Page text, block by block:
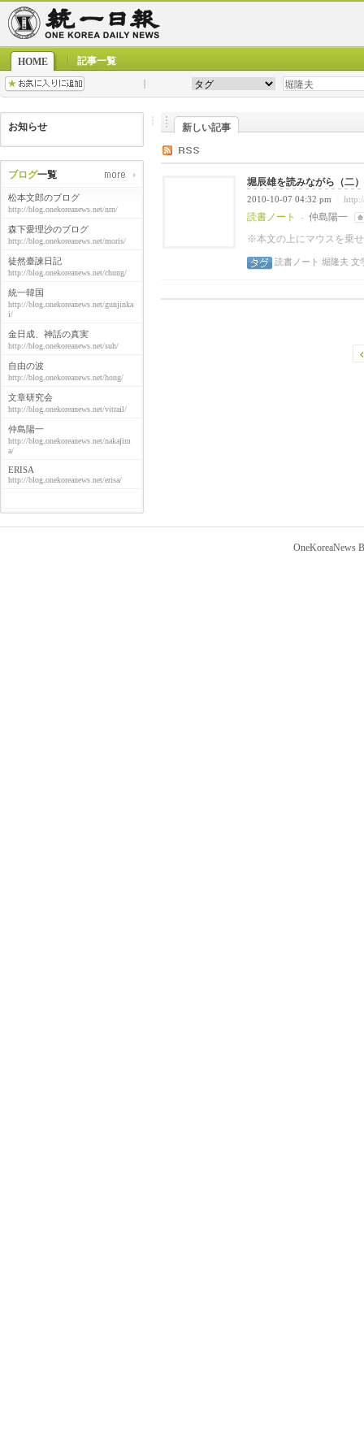
HOME 記事一覧
お知らせ
ブログ一覧
松本文郎のブログ
http://blog.onekoreanews.net/nrn/
森下愛理沙のブログ
http://blog.onekoreanews.net/moris/
徒然臺諫日記
http://blog.onekoreanews.net/chung/
統一韓国
http://blog.onekoreanews.net/gunjinka
i/
金日成、神話の真実
http://blog.onekoreanews.net/suh/
自由の波
http://blog.onekoreanews.net/hong/
文章研究会
http://blog.onekoreanews.net/vitrail/
仲島陽一
http://blog.onekoreanews.net/nakajim
a/
ERISA
http://blog.onekoreanews.net/erisa/
新しい記事
堀辰雄を読みながら（二）
2010-10-07 04:32 pm
読書ノート -
仲島陽一
※本文の上にマウスを乗
読書ノート 堀隆夫 文
OneKoreaNews